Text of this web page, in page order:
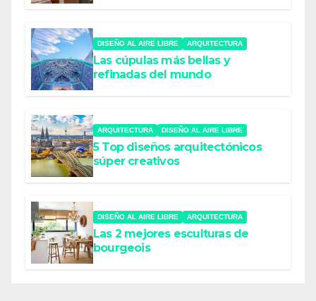
DISEÑO AL AIRE LIBRE ARQUITECTURA
Las cúpulas más bellas y
refinadas del mundo
ARQUITECTURA DISEÑO AL AIRE LIBRE
5 Top diseños arquitectónicos
súper creativos
DISEÑO AL AIRE LIBRE ARQUITECTURA
Las 2 mejores esculturas de
bourgeois